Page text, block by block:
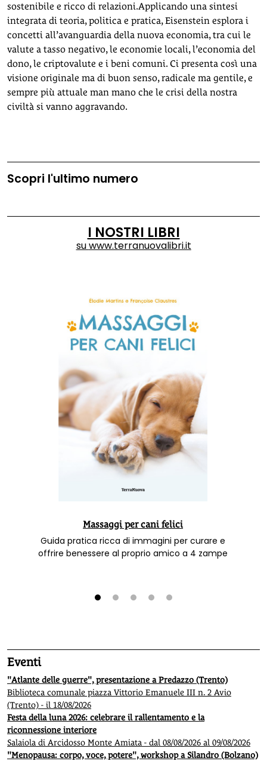
sostenibile e ricco di relazioni.Applicando una sintesi
integrata di teoria, politica e pratica, Eisenstein esplora i
concetti all’avanguardia della nuova economia, tra cui le
valute a tasso negativo, le economie locali, l’economia del
dono, le criptovalute e i beni comuni. Ci presenta così una
visione originale ma di buon senso, radicale ma gentile, e
sempre più attuale man mano che le crisi della nostra
civiltà si vanno aggravando.
Scopri l'ultimo numero
I NOSTRI LIBRI
suwww.terranuovalibri.it
Massaggi per cani felici
Guida pratica ricca di immagini per curare e
offrire benessere al proprio amico a 4 zampe
Eventi
"Atlante delle guerre", presentazione a Predazzo (Trento)
Biblioteca comunale piazza Vittorio Emanuele III n. 2 Avio
(Trento) - il 18/08/2026
Festa della luna 2026: celebrare il rallentamento e la
riconnessione interiore
Salaiola di Arcidosso Monte Amiata - dal 08/08/2026 al 09/08/2026
"Menopausa: corpo, voce, potere", workshop a Silandro (Bolzano)